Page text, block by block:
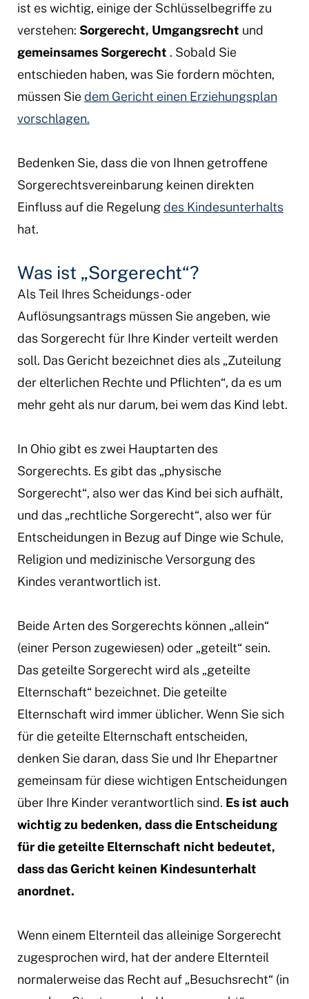
ist es wichtig, einige der Schlüsselbegriffe zu
verstehen: Sorgerecht, Umgangsrecht und
gemeinsames Sorgerecht . Sobald Sie
entschieden haben, was Sie fordern möchten,
müssen Siedem Gericht einen Erziehungsplan
vorschlagen.
Bedenken Sie, dass die von Ihnen getroffene
Sorgerechtsvereinbarung keinen direkten
Einfluss auf die Regelungdes Kindesunterhalts
hat.
Was ist „Sorgerecht“?
Als Teil Ihres Scheidungs- oder
Auflösungsantrags müssen Sie angeben, wie
das Sorgerecht für Ihre Kinder verteilt werden
soll. Das Gericht bezeichnet dies als „Zuteilung
der elterlichen Rechte und Pflichten“, da es um
mehr geht als nur darum, bei wem das Kind lebt.
In Ohio gibt es zwei Hauptarten des
Sorgerechts. Es gibt das „physische
Sorgerecht“, also wer das Kind bei sich aufhält,
und das „rechtliche Sorgerecht“, also wer für
Entscheidungen in Bezug auf Dinge wie Schule,
Religion und medizinische Versorgung des
Kindes verantwortlich ist.
Beide Arten des Sorgerechts können „allein“
(einer Person zugewiesen) oder „geteilt“ sein.
Das geteilte Sorgerecht wird als „geteilte
Elternschaft“ bezeichnet. Die geteilte
Elternschaft wird immer üblicher. Wenn Sie sich
für die geteilte Elternschaft entscheiden,
denken Sie daran, dass Sie und Ihr Ehepartner
gemeinsam für diese wichtigen Entscheidungen
über Ihre Kinder verantwortlich sind. Es ist auch
wichtig zu bedenken, dass die Entscheidung
für die geteilte Elternschaft nicht bedeutet,
dass das Gericht keinen Kindesunterhalt
anordnet.
Wenn einem Elternteil das alleinige Sorgerecht
zugesprochen wird, hat der andere Elternteil
normalerweise das Recht auf „Besuchsrecht“ (in